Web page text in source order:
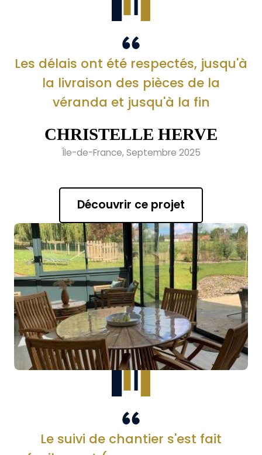
Les délais ont été respectés, jusqu'à
la livraison des pièces de la
véranda et jusqu'à la fin
CHRISTELLE HERVE
Île-de-France, Septembre 2025
Découvrir ce projet
Le suivi de chantier s'est fait